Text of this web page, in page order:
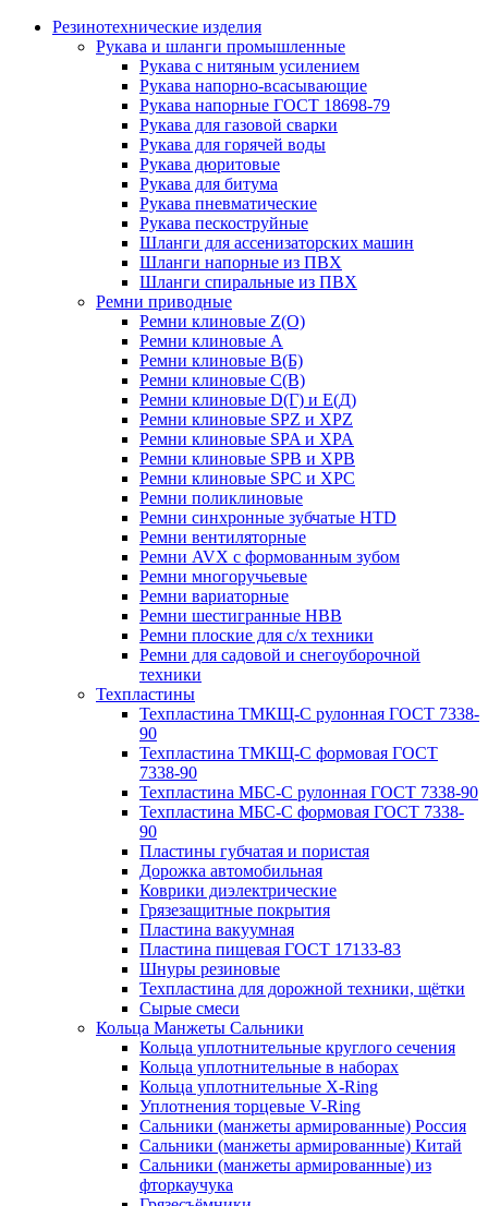
Резинотехнические изделия
Рукава и шланги промышленные
Рукава с нитяным усилением
Рукава напорно-всасывающие
Рукава напорные ГОСТ 18698-79
Рукава для газовой сварки
Рукава для горячей воды
Рукава дюритовые
Рукава для битума
Рукава пневматические
Рукава пескоструйные
Шланги для ассенизаторских машин
Шланги напорные из ПВХ
Шланги спиральные из ПВХ
Ремни приводные
Ремни клиновые Z(О)
Ремни клиновые А
Ремни клиновые В(Б)
Ремни клиновые С(В)
Ремни клиновые D(Г) и Е(Д)
Ремни клиновые SPZ и XPZ
Ремни клиновые SPA и XPA
Ремни клиновые SPB и XPB
Ремни клиновые SPC и XPC
Ремни поликлиновые
Ремни синхронные зубчатые HTD
Ремни вентиляторные
Ремни AVX с формованным зубом
Ремни многоручьевые
Ремни вариаторные
Ремни шестигранные HBB
Ремни плоские для с/х техники
Ремни для садовой и снегоуборочной
техники
Техпластины
Техпластина ТМКЩ-С рулонная ГОСТ 7338-
90
Техпластина ТМКЩ-С формовая ГОСТ
7338-90
Техпластина МБС-С рулонная ГОСТ 7338-90
Техпластина МБС-С формовая ГОСТ 7338-
90
Пластины губчатая и пористая
Дорожка автомобильная
Коврики диэлектрические
Грязезащитные покрытия
Пластина вакуумная
Пластина пищевая ГОСТ 17133-83
Шнуры резиновые
Техпластина для дорожной техники, щётки
Сырые смеси
Кольца Манжеты Сальники
Кольца уплотнительные круглого сечения
Кольца уплотнительные в наборах
Кольца уплотнительные Х-Ring
Уплотнения торцевые V-Ring
Сальники (манжеты армированные) Россия
Сальники (манжеты армированные) Китай
Сальники (манжеты армированные) из
фторкаучука